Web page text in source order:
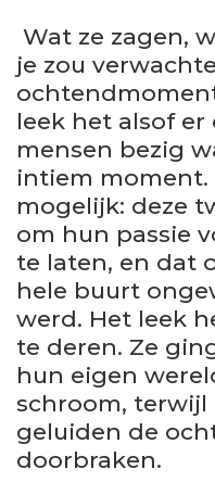
Wat ze zagen,
je zou
leek het alsof
mensen bezig
intiem moment.
mogelijk: deze
om hun passie
te laten, en dat
hele buurt
werd. Het leek
te deren. Ze
hun eigen
schroom,
geluiden de
doorbraken.